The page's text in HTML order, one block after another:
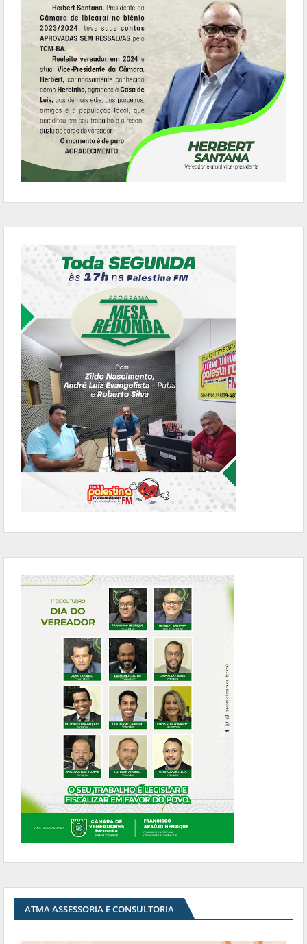
ATMA ASSESSORIA E CONSULTORIA